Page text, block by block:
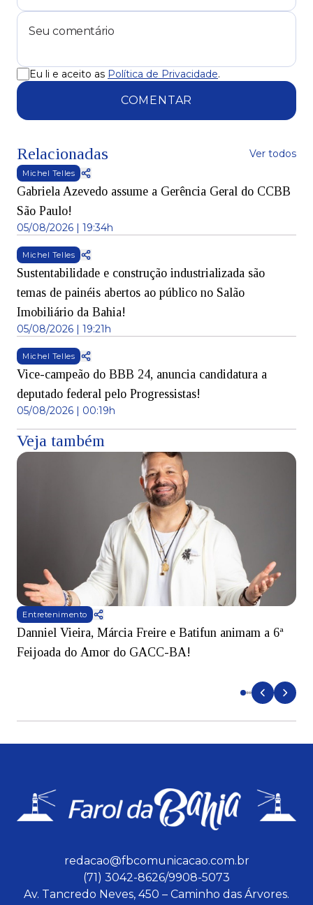
Eu li e aceito as Política de Privacidade.
COMENTAR
Relacionadas Ver todos
Michel Telles
Gabriela Azevedo assume a Gerência Geral do CCBB
São Paulo!
05/08/2026 | 19:34h
Michel Telles
Sustentabilidade e construção industrializada são
temas de painéis abertos ao público no Salão
Imobiliário da Bahia!
05/08/2026 | 19:21h
Michel Telles
Vice-campeão do BBB 24, anuncia candidatura a
deputado federal pelo Progressistas!
05/08/2026 | 00:19h
Veja também
Entretenimento
Danniel Vieira, Márcia Freire e Batifun animam a 6ª
Feijoada do Amor do GACC-BA!
redacao@fbcomunicacao.com.br
(71) 3042-8626/9908-5073
Av. Tancredo Neves, 450 – Caminho das Árvores.